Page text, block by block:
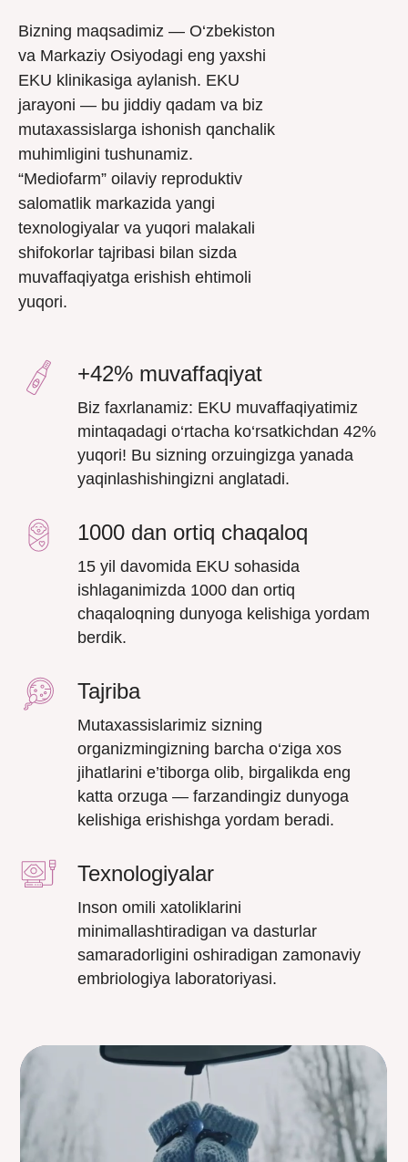
Bizning maqsadimiz — O‘zbekiston
va Markaziy Osiyodagi eng yaxshi
EKU klinikasiga aylanish. EKU
jarayoni — bu jiddiy qadam va biz
mutaxassislarga ishonish qanchalik
muhimligini tushunamiz.
“Mediofarm” oilaviy reproduktiv
salomatlik markazida yangi
texnologiyalar va yuqori malakali
shifokorlar tajribasi bilan sizda
muvaffaqiyatga erishish ehtimoli
yuqori.
+42% muvaffaqiyat
Biz faxrlanamiz: EKU muvaffaqiyatimiz
mintaqadagi o‘rtacha ko‘rsatkichdan 42%
yuqori! Bu sizning orzuingizga yanada
yaqinlashishingizni anglatadi.
1000 dan ortiq chaqaloq
15 yil davomida EKU sohasida
ishlaganimizda 1000 dan ortiq
chaqaloqning dunyoga kelishiga yordam
berdik.
Tajriba
Mutaxassislarimiz sizning
organizmingizning barcha o‘ziga xos
jihatlarini e’tiborga olib, birgalikda eng
katta orzuga — farzandingiz dunyoga
kelishiga erishishga yordam beradi.
Texnologiyalar
Inson omili xatoliklarini
minimallashtiradigan va dasturlar
samaradorligini oshiradigan zamonaviy
embriologiya laboratoriyasi.